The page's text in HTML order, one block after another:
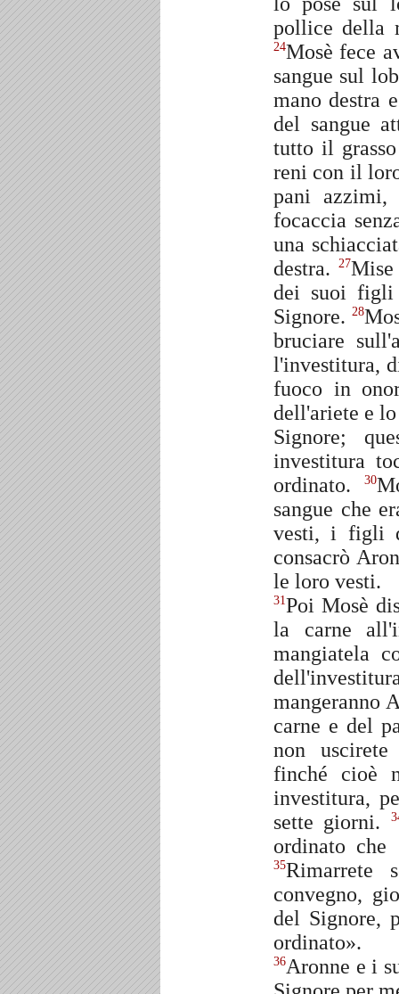
pollice della
24Mosè fece
sangue sul
mano destra
del sangue
tutto il
reni con il
pani azzimi,
focaccia
una
destra.27
dei suoi
Signore. 28
bruciare
l'investitura,
fuoco in
dell'ariete e
Signore;
investitura
ordinato.30
sangue che
vesti, i figli
consacrò
le loro vesti.
31Poi Mosè
la carne
mangiatela
mangeranno
carne e del
non
finché cioè
investitura,
sette giorni.
ordinato
35Rimarrete
convegno,
del Signore,
ordinato».
36Aronne e i